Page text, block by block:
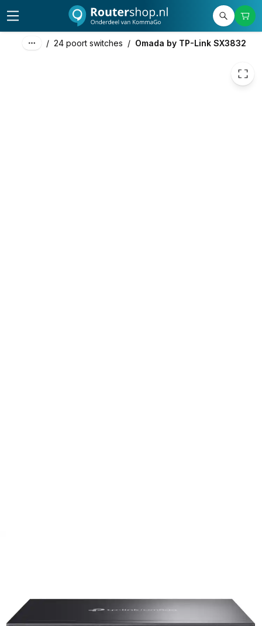
/ 24 poort switches / Omada by TP-Link SX3832
1.149,44 excl. btw
1.390,82 incl. btw